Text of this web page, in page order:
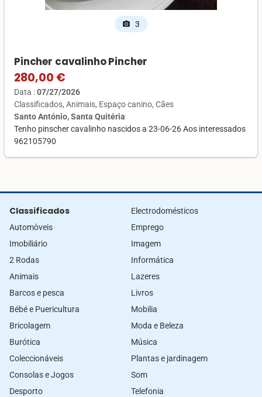
photo_camera 3
Pincher cavalinho Pincher
280,00 €
Data :07/27/2026
Classificados Animais Espaço canino Cães
Santo António, Santa Quitéria
Tenho pinscher cavalinho nascidos a 23-06-26 Aos interessados
962105790
Classificados
Automòveis
Imobiliário
2 Rodas
Animais
Barcos e pesca
Bébé e Puericultura
Bricolagem
Burótica
Coleccionáveis
Consolas e Jogos
Desporto
Electrodomésticos
Emprego
Imagem
Informática
Lazeres
Livros
Mobilia
Moda e Beleza
Música
Plantas e jardinagem
Som
Telefonia